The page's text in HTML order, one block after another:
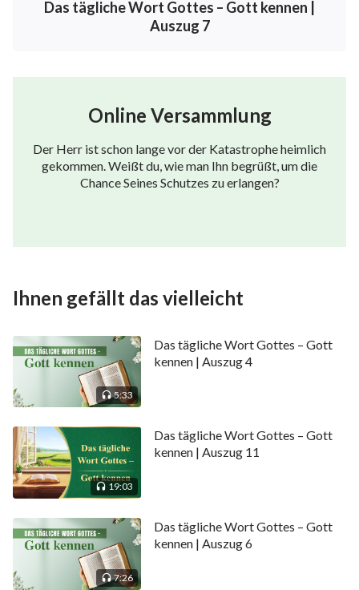
– Das Wort, Bd. 2, Gott kennen: Wie man Gottes Disposition
und die Ergebnisse erkennt, die Sein Werk erreichen soll
Das tägliche Wort Gottes – Gott kennen |
Auszug 7
Online Versammlung
Der Herr ist schon lange vor der Katastrophe heimlich
gekommen. Weißt du, wie man Ihn begrüßt, um die
Chance Seines Schutzes zu erlangen?
Ihnen gefällt das vielleicht
5:33
Das tägliche Wort Gottes – Gott
kennen | Auszug 4
19:03
Das tägliche Wort Gottes – Gott
kennen | Auszug 11
7:26
Das tägliche Wort Gottes – Gott
kennen | Auszug 6